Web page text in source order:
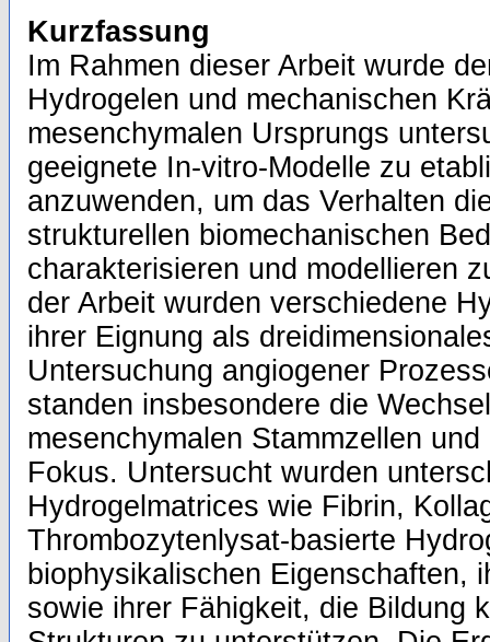
Kurzfassung
Im Rahmen dieser Arbeit wurde
Hydrogelen und mechanischen
mesenchymalen Ursprungs
geeignete In-vitro-Modelle zu
anzuwenden, um das Verhalten
strukturellen biomechanischen
charakterisieren und modellieren
der Arbeit wurden verschiedene
ihrer Eignung als
Untersuchung angiogener
standen insbesondere die
mesenchymalen Stammzellen
Fokus. Untersucht wurden
Hydrogelmatrices wie Fibrin,
Thrombozytenlysat-basierte
biophysikalischen Eigenschaften,
sowie ihrer Fähigkeit, die Bildung